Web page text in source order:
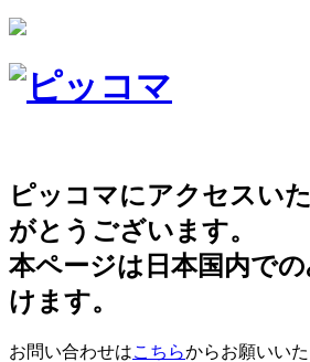
ピッコマにアクセスい
がとうございます。
本ページは日本国内で
けます。
お問い合わせはこちらからお願いいた